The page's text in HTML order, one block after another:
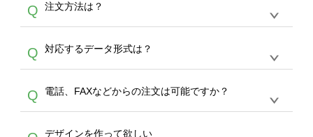
Q 注文方法は？
A
生産にて承っております。デザインツールから
デザインの作成から決済まで完了できます。
30枚以上やシルク印刷など、大口注文の場合
は、サポートが担当するエコバッグコンシェル
やタンブラーコンシェルをご利用ください。製
作する数量が多ければ多いほど、オンデマンド
Q 対応するデータ形式は？
A
ドできるデータ形式は、JPG / PNG / AI / PSD /
PDF 形式になります。データの最大サイズ
Q 電話、FAXなどからの注文は可能ですか？
A デザインを作って欲しい